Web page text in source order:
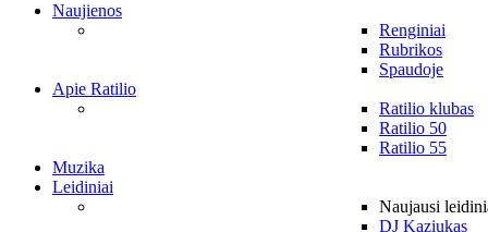
Naujienos
Renginiai
Rubrikos
Spaudoje
Apie Ratilio
Ratilio klubas
Ratilio 50
Ratilio 55
Muzika
Leidiniai
Naujausi
DJ Kaziukas